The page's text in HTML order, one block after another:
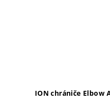
ION chrániče Elbow